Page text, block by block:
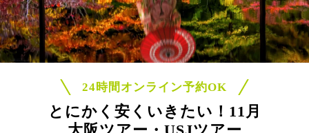
24時間オンライン予約OK
とにかく安くいきたい！11月